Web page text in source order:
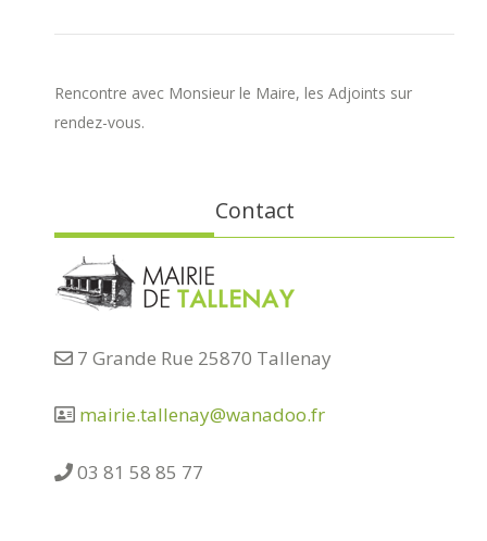
Rencontre avec Monsieur le Maire, les Adjoints sur
rendez-vous.
Contact
7 Grande Rue 25870 Tallenay
mairie.tallenay@wanadoo.fr
03 81 58 85 77